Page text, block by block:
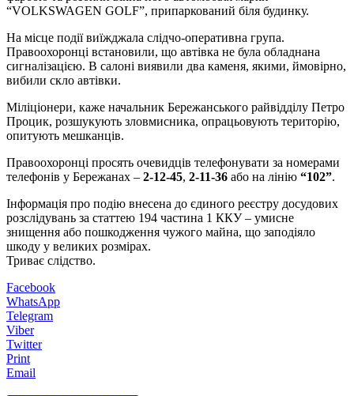
“VOLKSWAGEN GOLF”, припаркований біля будинку.
На місце події виїжджала слідчо-оперативна група.
Правоохоронці встановили, що автівка не була обладнана
сигналізацією. В салоні виявили два каменя, якими, ймовірно,
вибили скло автівки.
Міліціонери, каже начальник Бережанського райвідділу Петро
Процик, розшукують зловмисника, опрацьовують територію,
опитують мешканців.
Правоохоронці просять очевидців телефонувати за номерами
телефонів у Бережанах – 2-12-45, 2-11-36 або на лінію “102”.
Інформація про подію внесена до єдиного реєстру досудових
розслідувань за статтею 194 частина 1 ККУ – умисне
знищення або пошкодження чужого майна, що заподіяло
шкоду у великих розмірах.
Триває слідство.
Facebook
WhatsApp
Telegram
Viber
Twitter
Print
Email